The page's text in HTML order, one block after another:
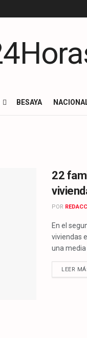
BESAYA
22
POR
En el
viviendas
una media
LEER